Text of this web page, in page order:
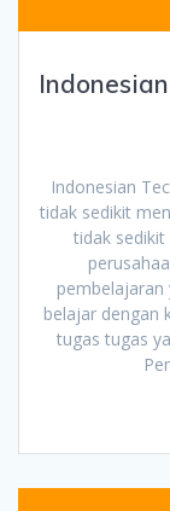
Indonesian
tidak sedikit
tidak
pembelajaran
belajar dengan
tugas tugas